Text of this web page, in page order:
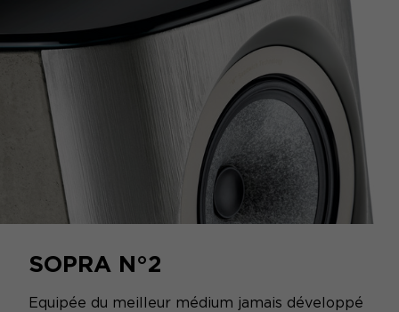
SOPRA N°2
Equipée du meilleur médium jamais développé